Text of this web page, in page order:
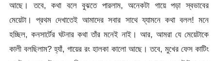
আছে। তবে, কথা বলে বুঝতে পারলাম, অনেকটা গায়ে পড়া স্বভাবের
মেয়েটা। প্রথম দেখাতেই আমাদের সবার সাথে য্যামনে কথা বলল! মনে
হচ্ছিল, কনসার্টের ঘটনার কথা তাঁর মনেই নাই। আর, আমরা যে মেয়েটাকে
কালী বলছিলাম? হ্যাঁ, গায়ের রং হালকা কালো আছে। তবে, মুখের ফেস কাটিং